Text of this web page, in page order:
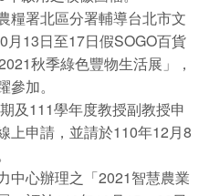
糧署北區分署輔導台北市文
月13日至17日假SOGO百貨
秋季綠色豐物生活展」，
加。
及111學年度教授副教授申
上申請，並請於110年12月8
中心辦理之「2021智慧農業